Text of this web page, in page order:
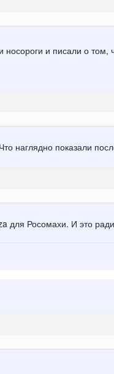
и писали о том,
наглядно показали
для Росомахи. И это